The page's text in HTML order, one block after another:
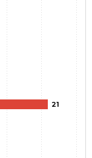
21